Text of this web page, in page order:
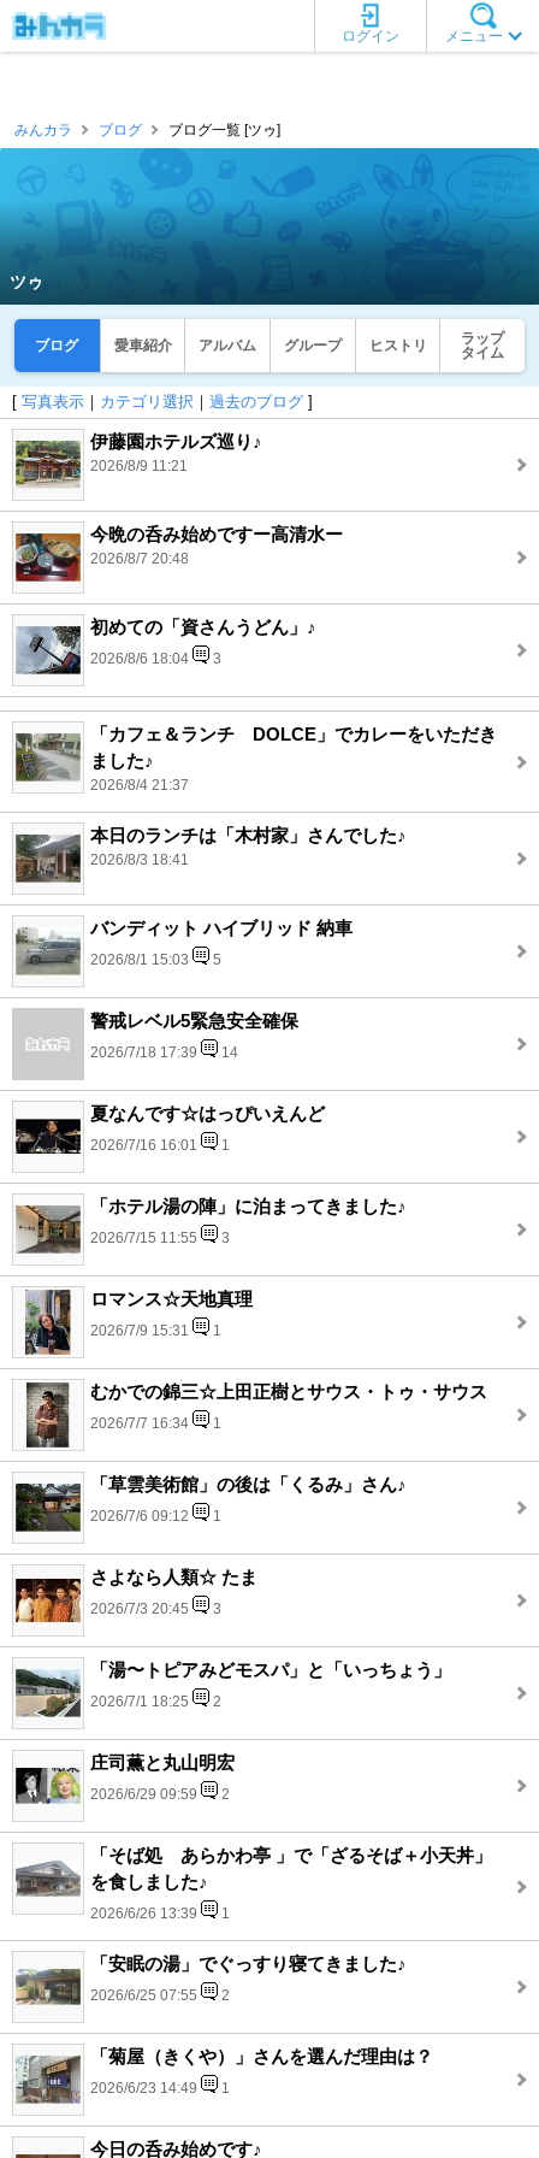
メニュー
ログイン
みんカラ ブログ ブログ一覧 [ツゥ]
ツゥ
ブログ 愛車紹介 アルバム グループ ヒストリ
ラップ
タイム
[ 写真表示 ｜ カテゴリ選択 ｜ 過去のブログ ]
伊藤園ホテルズ巡り♪
2026/8/9 11:21
今晩の呑み始めですー高清水ー
2026/8/7 20:48
初めての「資さんうどん」♪
2026/8/6 18:04 3
「カフェ＆ランチ DOLCE」でカレーをいただき
ました♪
2026/8/4 21:37
本日のランチは「木村家」さんでした♪
2026/8/3 18:41
バンディット ハイブリッド 納車
2026/8/1 15:03 5
警戒レベル5緊急安全確保
2026/7/18 17:39 14
夏なんです☆はっぴいえんど
2026/7/16 16:01 1
「ホテル湯の陣」に泊まってきました♪
2026/7/15 11:55 3
ロマンス☆天地真理
2026/7/9 15:31 1
むかでの錦三☆上田正樹とサウス・トゥ・サウス
2026/7/7 16:34 1
「草雲美術館」の後は「くるみ」さん♪
2026/7/6 09:12 1
さよなら人類☆ たま
2026/7/3 20:45 3
「湯〜トピアみどモスパ」と「いっちょう」
2026/7/1 18:25 2
庄司薫と丸山明宏
2026/6/29 09:59 2
「そば処 あらかわ亭 」で「ざるそば＋小天丼」
を食しました♪
2026/6/26 13:39 1
「安眠の湯」でぐっすり寝てきました♪
2026/6/25 07:55 2
「菊屋（きくや）」さんを選んだ理由は？
2026/6/23 14:49 1
今日の呑み始めです♪